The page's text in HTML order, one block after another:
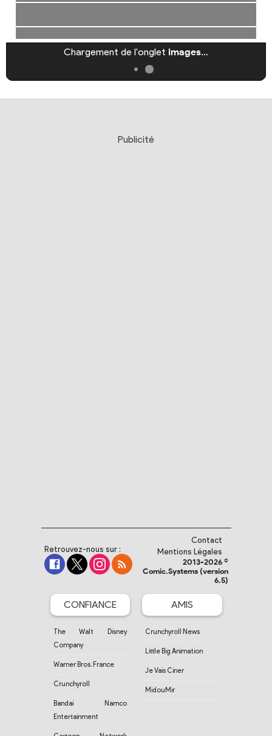
Chargement de l'onglet images…
Publicité
Retrouvez-nous sur :
Contact
Mentions Légales
2013-2026 ©
Comic.Systems (version
6.5)
CONFIANCE
The Walt Disney
Company
Warner Bros. France
Crunchyroll
Bandai Namco
Entertainment
AMIS
Crunchyroll News
Little Big Animation
Je Vais Ciner
MidouMir